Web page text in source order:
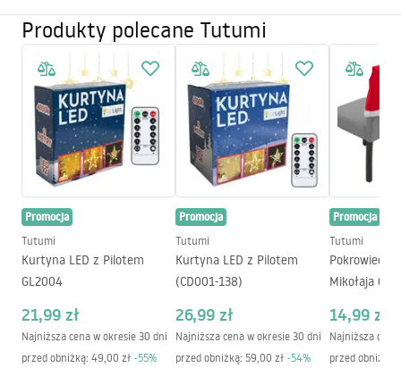
Szerokość (mm) 2 mm
Gwarancja
24 miesiące
Materiał
PVC
Ilość elementów
10szt
Kod producenta
OGR-03401
Produkty polecane Tutumi
Promocja
Tutumi
Kurtyna LED z Pilotem
GL2004
21,99 zł
Najniższa cena w okresie 30 dni
przed obniżką: 49,00 zł -55%
Promocja
Tutumi
Kurtyna LED z Pilotem
(CD001-138)
26,99 zł
Najniższa cena w okresie 30 dni
przed obniżką: 59,00 zł -54%
Promocja
Tutumi
Pokrowiec
Mikołaja 6
14,99 zł
Najniższa
przed obniżką: